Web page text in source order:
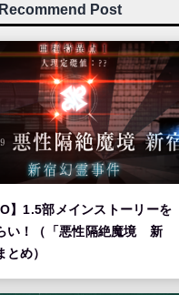
Post
】1.5部メインストーリーを
い！（「悪性隔絶魔境 新
とめ）